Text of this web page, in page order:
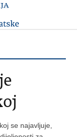
se najavljuje,